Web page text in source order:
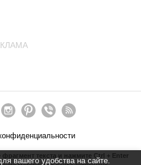
вашего удобства на сайте.
текста и нажмите Ctrl + Enter